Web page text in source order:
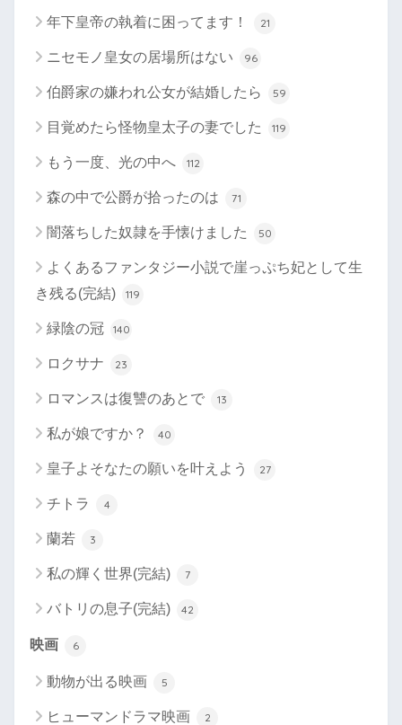
年下皇帝の執着に困ってます！ 21
ニセモノ皇女の居場所はない 96
伯爵家の嫌われ公女が結婚したら 59
目覚めたら怪物皇太子の妻でした 119
もう一度、光の中へ 112
森の中で公爵が拾ったのは 71
闇落ちした奴隷を手懐けました 50
よくあるファンタジー小説で崖っぷち妃として生
き残る(完結)
119
緑陰の冠 140
ロクサナ 23
ロマンスは復讐のあとで 13
私が娘ですか？ 40
皇子よそなたの願いを叶えよう 27
チトラ 4
蘭若 3
私の輝く世界(完結) 7
バトリの息子(完結) 42
映画 6
動物が出る映画 5
ヒューマンドラマ映画 2